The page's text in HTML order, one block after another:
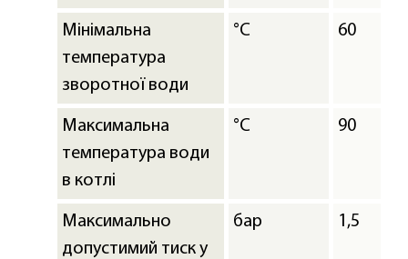
Мінімальна
температура
зворотної води
°C 60
Максимальна
температура води
в котлі
°C 90
Максимально
допустимий тиск у
бар 1,5